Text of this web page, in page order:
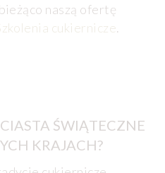
naszą ofertę
cukiernicze.
ŚWIĄTECZNE
KRAJACH?